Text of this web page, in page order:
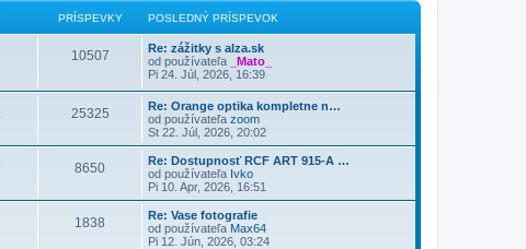
PRÍSPEVKY POSLEDNÝ PRÍSPEVOK
10507
Re: zážitky s alza.sk
od používateľa
_Mato_
Pi 24. Júl, 2026, 16:39
25325
Re: Orange optika kompletne n…
od používateľa zoom
St 22. Júl, 2026, 20:02
8650
Re: Dostupnosť RCF ART 915-A …
od používateľa Ivko
Pi 10. Apr, 2026, 16:51
1838
Re: Vase fotografie
od používateľa Max64
Pi 12. Jún, 2026, 03:24